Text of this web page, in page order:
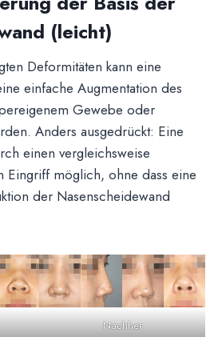
(leicht)
Deformitäten kann eine
einfache Augmentation des
Gewebe oder
Anders ausgedrückt: Eine
einen vergleichsweise
Eingriff möglich, ohne dass eine
der Nasenscheidewand
Nachher